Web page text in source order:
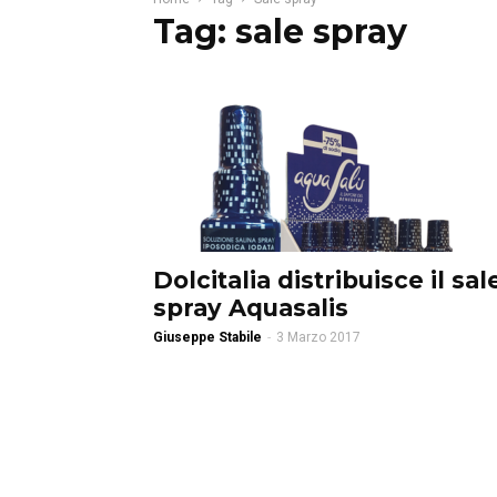
Tag: sale spray
Dolcitalia distribuisce il
spray Aquasalis
Giuseppe Stabile - 3 Marzo 2017